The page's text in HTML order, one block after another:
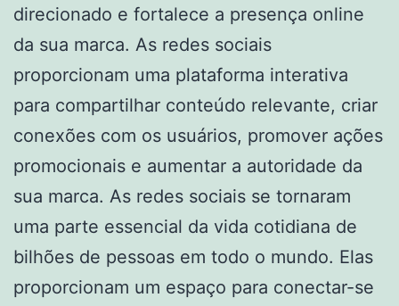
direcionado e fortalece a presença online
da sua marca. As redes sociais
proporcionam uma plataforma interativa
para compartilhar conteúdo relevante, criar
conexões com os usuários, promover ações
promocionais e aumentar a autoridade da
sua marca. As redes sociais se tornaram
uma parte essencial da vida cotidiana de
bilhões de pessoas em todo o mundo. Elas
proporcionam um espaço para conectar-se